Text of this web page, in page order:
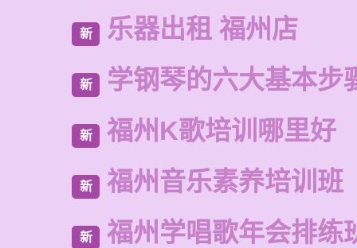
新 乐器出租 福州店
新 学钢琴的六大基本步
新 福州K歌培训哪里好
新 福州音乐素养培训班
新 福州学唱歌年会排练